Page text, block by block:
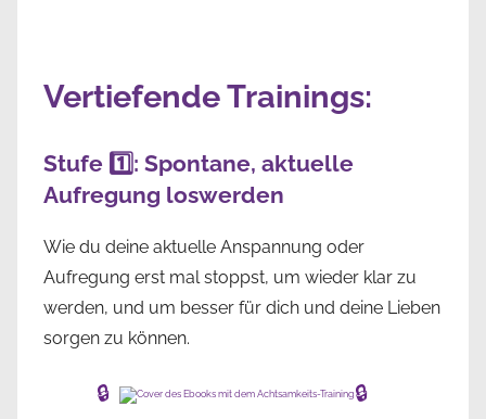
Vertiefende Trainings:
Stufe 1️⃣: Spontane, aktuelle
Aufregung loswerden
Wie du deine aktuelle Anspannung oder
Aufregung erst mal stoppst, um wieder klar zu
werden, und um besser für dich und deine Lieben
sorgen zu können.
🔒 🔒